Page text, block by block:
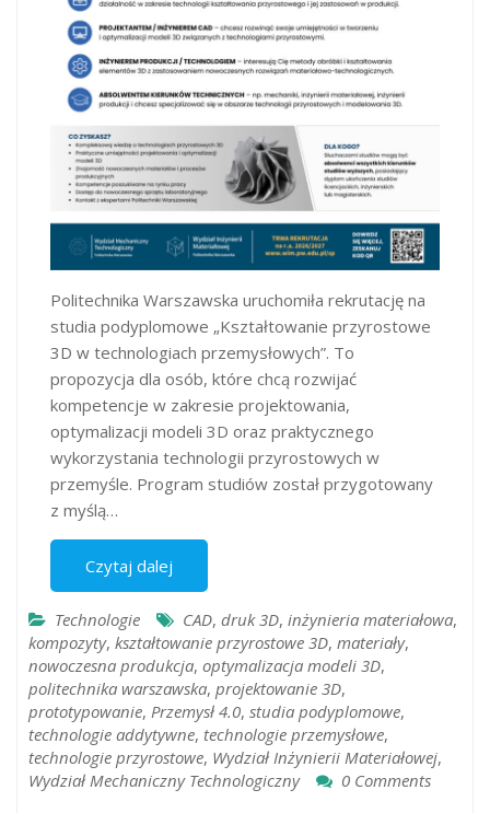
Politechnika Warszawska uruchomiła rekrutację na
studia podyplomowe „Kształtowanie przyrostowe
3D w technologiach przemysłowych”. To
propozycja dla osób, które chcą rozwijać
kompetencje w zakresie projektowania,
optymalizacji modeli 3D oraz praktycznego
wykorzystania technologii przyrostowych w
przemyśle. Program studiów został przygotowany
z myślą…
Czytaj dalej
Technologie CAD, druk 3D, inżynieria materiałowa,
kompozyty, kształtowanie przyrostowe 3D, materiały,
nowoczesna produkcja, optymalizacja modeli 3D,
politechnika warszawska, projektowanie 3D,
prototypowanie, Przemysł 4.0, studia podyplomowe,
technologie addytywne, technologie przemysłowe,
technologie przyrostowe, Wydział Inżynierii Materiałowej,
Wydział Mechaniczny Technologiczny
0 Comments